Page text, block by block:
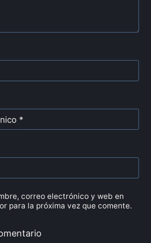
*
correo electrónico y web en
para la próxima vez que comente.